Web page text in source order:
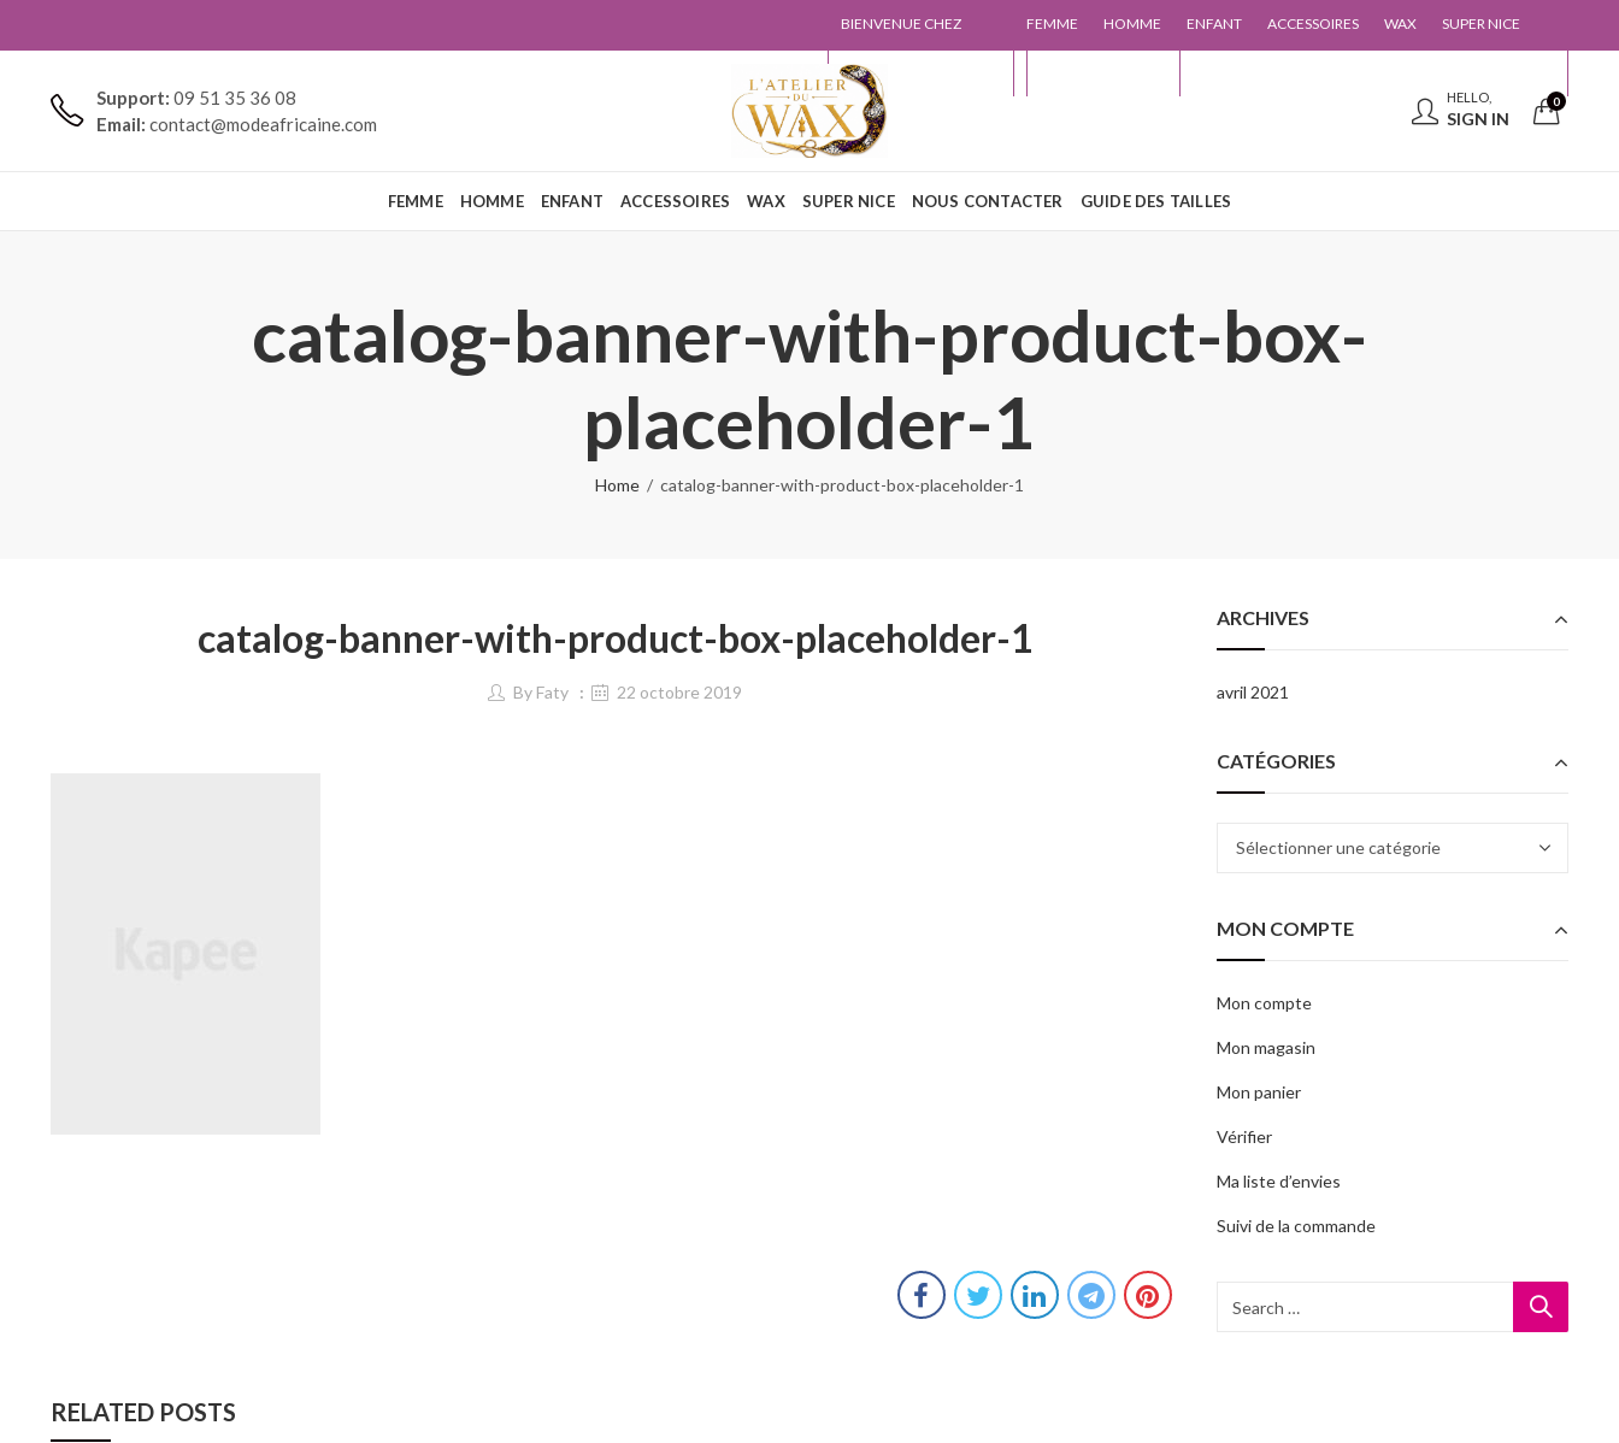
BIENVENUE CHEZ
L'ATELIER DU WAX
FEMME HOMME ENFANT ACCESSOIRES WAX SUPER NICE
Support: 09 51 35 36 08
Email: contact@modeafricaine.com
HELLO,
SIGN IN
0
FEMME HOMME ENFANT ACCESSOIRES WAX SUPER NICE NOUS CONTACTER GUIDE DES TAILLES
catalog-banner-with-product-box-
placeholder-1
Home catalog-banner-with-product-box-placeholder-1
catalog-banner-with-product-box-placeholder-1
By Faty 22 octobre 2019
RELATED POSTS
ARCHIVES
avril 2021
CATÉGORIES
MON COMPTE
Mon compte
Mon magasin
Mon panier
Vérifier
Ma liste d’envies
Suivi de la commande